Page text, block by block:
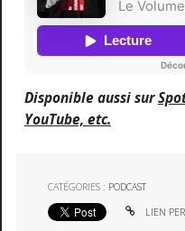
Disponible aussi sur
YouTube, etc.
CATÉGORIES : PODCAST
LIEN